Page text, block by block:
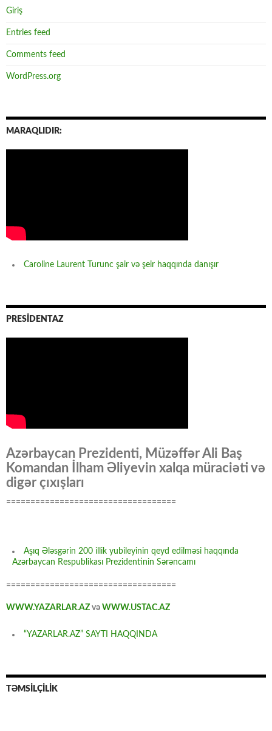
Giriş
Entries feed
Comments feed
WordPress.org
MARAQLIDIR:
Caroline Laurent Turunc şair və şeir haqqında danışır
PRESİDENTAZ
Azərbaycan Prezidenti, Müzəffər Ali Baş
Komandan İlham Əliyevin xalqa müraciəti və
digər çıxışları
===================================
Aşıq Ələsgərin 200 illik yubileyinin qeyd edilməsi haqqında
Azərbaycan Respublikası Prezidentinin Sərəncamı
===================================
WWW.YAZARLAR.AZ və WWW.USTAC.AZ
“YAZARLAR.AZ” SAYTI HAQQINDA
TƏMSİLÇİLİK